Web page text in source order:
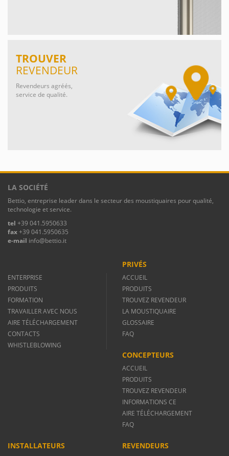
TROUVER
REVENDEUR
Revendeurs agréés,
service de qualité.
LA SOCIÉTÉ
Bettio, entreprise leader dans le secteur des moustiquaires pour qualité,
technologie et service.
tel +39 041.5950633
fax+39 041.5950635
e-mail info@bettio.it
ENTERPRISE
PRODUITS
FORMATION
TRAVAILLER AVEC NOUS
AIRE TÉLÉCHARGEMENT
CONTACTS
WHISTLEBLOWING
PRIVÉS
ACCUEIL
PRODUITS
TROUVEZ REVENDEUR
LA MOUSTIQUAIRE
GLOSSAIRE
FAQ
CONCEPTEURS
ACCUEIL
PRODUITS
TROUVEZ REVENDEUR
INFORMATIONS CE
AIRE TÉLÉCHARGEMENT
FAQ
INSTALLATEURS REVENDEURS